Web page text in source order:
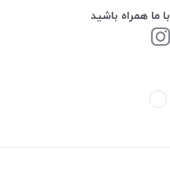
با ما همراه باشید